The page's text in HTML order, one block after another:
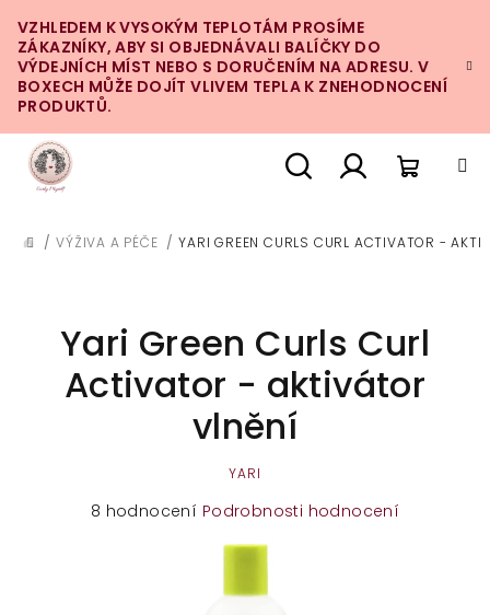
na
obsah
VZHLEDEM K VYSOKÝM TEPLOTÁM PROSÍME
ZÁKAZNÍKY, ABY SI OBJEDNÁVALI BALÍČKY DO
VÝDEJNÍCH MÍST NEBO S DORUČENÍM NA ADRESU. V
BOXECH MŮŽE DOJÍT VLIVEM TEPLA K ZNEHODNOCENÍ
PRODUKTŮ.
DOMŮ
/ VÝŽIVA A PÉČE / YARI GREEN CURLS CURL ACTIVATOR -
Yari Green Curls Curl
Activator - aktivátor
vlnění
YARI
Průměrné
8 hodnocení Podrobnosti hodnocení